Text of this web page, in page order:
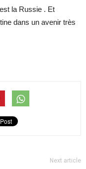
la Russie . Et
dans un avenir très
Next article